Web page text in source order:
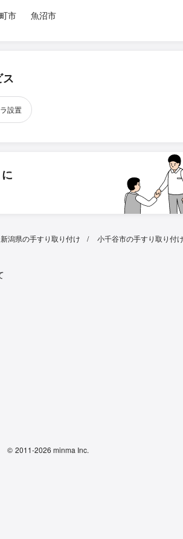
市 魚沼市
設置
新潟県の手すり取り付け 小千谷市の手すり取り付
© 2011-2026 minma Inc.